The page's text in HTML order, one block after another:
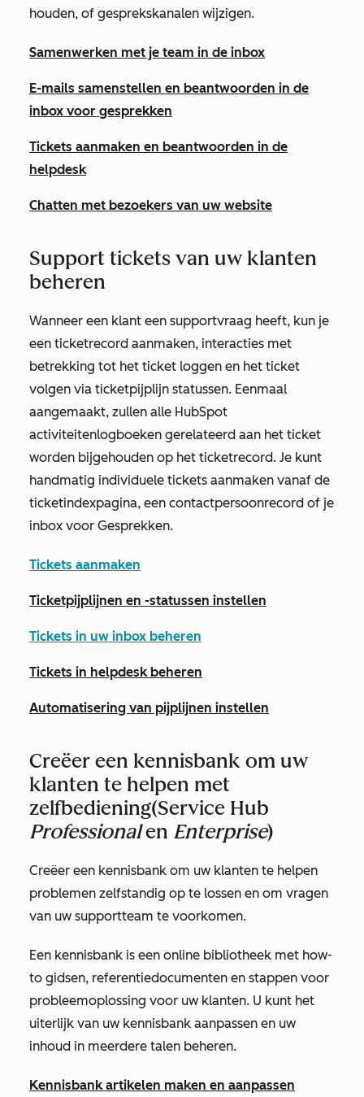
houden, of gesprekskanalen wijzigen.
Samenwerken met je team in de inbox
E-mails samenstellen en beantwoorden in de
inbox voor gesprekken
Tickets aanmaken en beantwoorden in de
helpdesk
Chatten met bezoekers van uw website
Support tickets van uw klanten
beheren
Wanneer een klant een supportvraag heeft, kun je
een ticketrecord aanmaken, interacties met
betrekking tot het ticket loggen en het ticket
volgen via ticketpijplijn statussen. Eenmaal
aangemaakt, zullen alle HubSpot
activiteitenlogboeken gerelateerd aan het ticket
worden bijgehouden op het ticketrecord. Je kunt
handmatig individuele tickets aanmaken vanaf de
ticketindexpagina, een contactpersoonrecord of je
inbox voor Gesprekken.
Tickets aanmaken
Ticketpijplijnen en -statussen instellen
Tickets in uw inbox beheren
Tickets in helpdesk beheren
Automatisering van pijplijnen instellen
Creëer een kennisbank om uw
klanten te helpen met
zelfbediening(Service Hub
Professionalen Enterprise)
Creëer een kennisbank om uw klanten te helpen
problemen zelfstandig op te lossen en om vragen
van uw supportteam te voorkomen.
Een kennisbank is een online bibliotheek met how-
to gidsen, referentiedocumenten en stappen voor
probleemoplossing voor uw klanten. U kunt het
uiterlijk van uw kennisbank aanpassen en uw
inhoud in meerdere talen beheren.
Kennisbank artikelen maken en aanpassen